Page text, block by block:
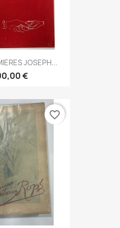
JOSEPH...
€
favorite_border